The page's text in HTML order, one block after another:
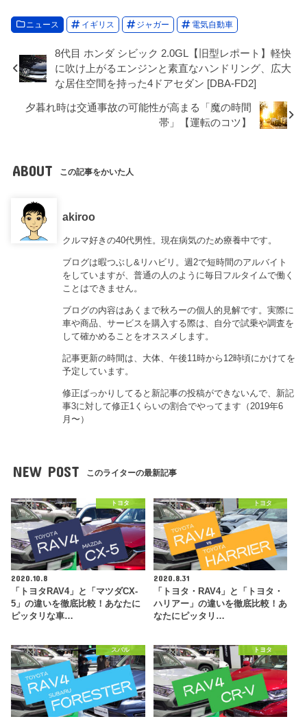
ニュース イギリス ジャガー 電気自動車
8代目 ホンダ シビック 2.0GL【旧型レポート】軽快
に吹け上がるエンジンと素直なハンドリング、広大
な居住空間を持った4ドアセダン [DBA-FD2]
夕暮れ時は交通事故の可能性が高まる「魔の時間
帯」【運転のコツ】
ABOUT この記事をかいた人
akiroo
クルマ好きの40代男性。現在病気のため療養中です。
ブログは暇つぶし&リハビリ。週2で短時間のアルバイト
をしていますが、普通の人のように毎日フルタイムで働く
ことはできません。
ブログの内容はあくまで秋ろーの個人的見解です。実際に
車や商品、サービスを購入する際は、自分で試乗や調査を
して確かめることをオススメします。
記事更新の時間は、大体、午後11時から12時頃にかけてを
予定しています。
修正ばっかりしてると新記事の投稿ができないんで、新記
事3に対して修正1くらいの割合でやってます（2019年6
月〜）
NEW POST このライターの最新記事
トヨタ
2020.10.8
「トヨタRAV4」と「マツダCX-
5」の違いを徹底比較！あなたに
ピッタリな車…
トヨタ
2020.8.31
「トヨタ・RAV4」と「トヨタ・
ハリアー」の違いを徹底比較！あ
なたにピッタリ…
スバル トヨタ